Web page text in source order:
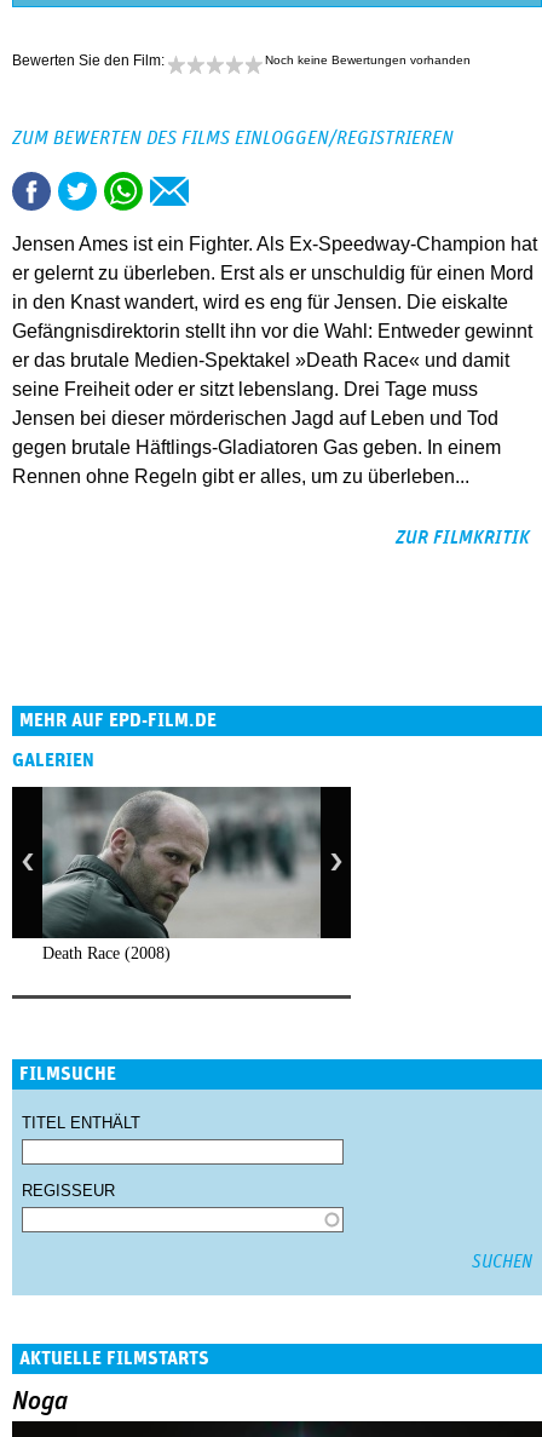
Bewerten Sie den Film: Noch keine Bewertungen vorhanden
ZUM BEWERTEN DES FILMS EINLOGGEN/REGISTRIEREN
Jensen Ames ist ein Fighter. Als Ex-Speedway-Champion hat
er gelernt zu überleben. Erst als er unschuldig für einen Mord
in den Knast wandert, wird es eng für Jensen. Die eiskalte
Gefängnisdirektorin stellt ihn vor die Wahl: Entweder gewinnt
er das brutale Medien-Spektakel »Death Race« und damit
seine Freiheit oder er sitzt lebenslang. Drei Tage muss
Jensen bei dieser mörderischen Jagd auf Leben und Tod
gegen brutale Häftlings-Gladiatoren Gas geben. In einem
Rennen ohne Regeln gibt er alles, um zu überleben...
ZUR FILMKRITIK
MEHR AUF EPD-FILM.DE
GALERIEN
Death Race (2008)
FILMSUCHE
TITEL ENTHÄLT
REGISSEUR
AKTUELLE FILMSTARTS
Noga